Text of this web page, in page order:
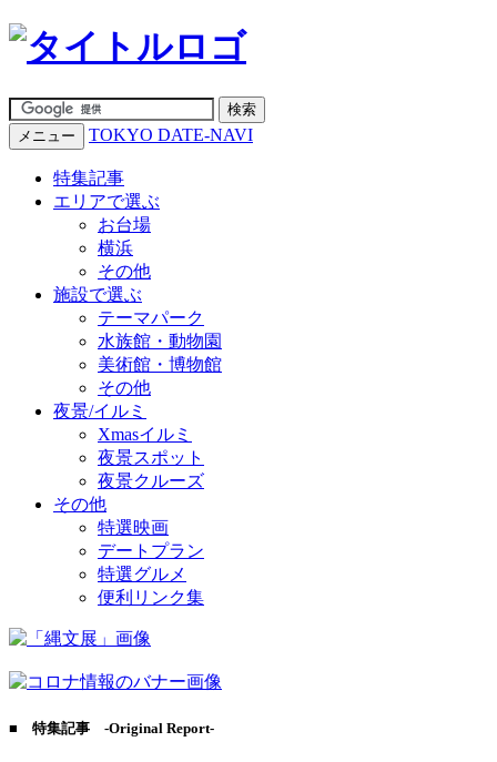
メニュー TOKYO DATE-NAVI
特集記事
エリアで選ぶ
お台場
横浜
その他
施設で選ぶ
テーマパーク
水族館・動物園
美術館・博物館
その他
夜景/イルミ
Xmasイルミ
夜景スポット
夜景クルーズ
その他
特選映画
デートプラン
特選グルメ
便利リンク集
■ 特集記事 -Original Report-